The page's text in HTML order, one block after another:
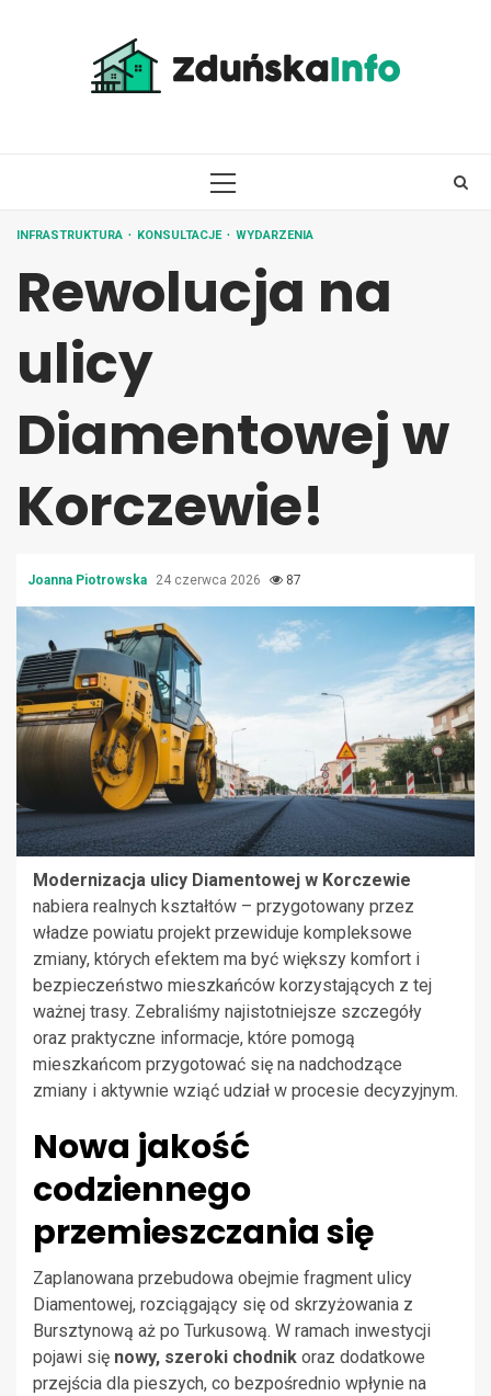
PRIMARY
INFRASTRUKTURA KONSULTACJE WYDARZENIA
Rewolucja na
ulicy
Diamentowej w
Korczewie!
Joanna Piotrowska 24 czerwca 2026 87
Modernizacja ulicy Diamentowej w Korczewie
nabiera realnych kształtów – przygotowany przez
władze powiatu projekt przewiduje kompleksowe
zmiany, których efektem ma być większy komfort i
bezpieczeństwo mieszkańców korzystających z tej
ważnej trasy. Zebraliśmy najistotniejsze szczegóły
oraz praktyczne informacje, które pomogą
mieszkańcom przygotować się na nadchodzące
zmiany i aktywnie wziąć udział w procesie decyzyjnym.
Nowa jakość
codziennego
przemieszczania się
Zaplanowana przebudowa obejmie fragment ulicy
Diamentowej, rozciągający się od skrzyżowania z
Bursztynową aż po Turkusową. W ramach inwestycji
pojawi się nowy, szeroki chodnik oraz dodatkowe
przejścia dla pieszych, co bezpośrednio wpłynie na